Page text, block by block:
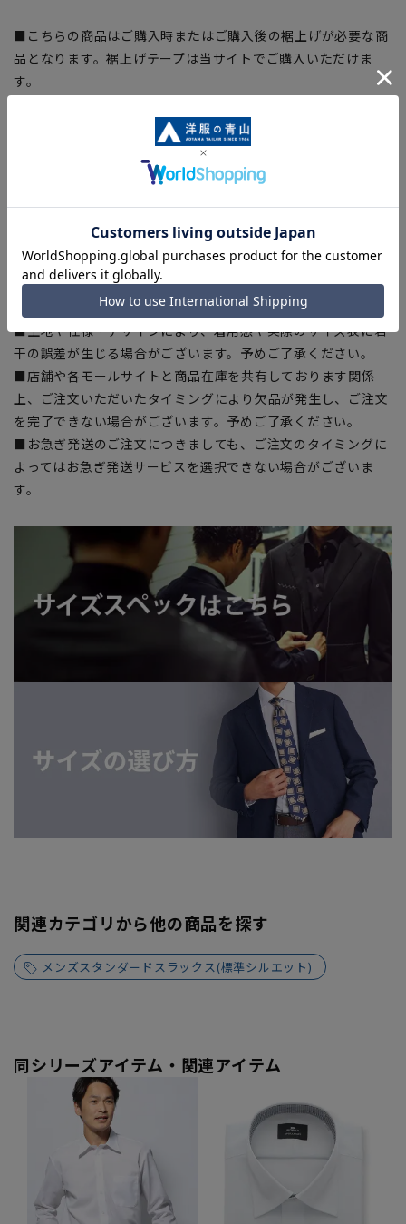
■こちらの商品はご購入時またはご購入後の裾上げが必要な商
品となります。裾上げテープは当サイトでご購入いただけま
す。
※こちらの商品は在庫切れの場合がございます。
【商品に関するご注意】
■サイズスペックは仕上がりサイズを記載しております。
■ブラウザやお使いのモニター環境、また撮影時の室内外の光
加減により、実際の商品と掲載画像の色味が異なる場合がござ
■生地や仕様・デザインにより、着用感や実際のサイズ表に若
干の誤差が生じる場合がございます。予めご了承ください。
■店舗や各モールサイトと商品在庫を共有しております関係
上、ご注文いただいたタイミングにより欠品が発生し、ご注文
を完了できない場合がございます。予めご了承ください。
■お急ぎ発送のご注文につきましても、ご注文のタイミングに
よってはお急ぎ発送サービスを選択できない場合がございま
す。
関連カテゴリから他の商品を探す
メンズスタンダードスラックス(標準シルエット)
同シリーズアイテム・関連アイテム